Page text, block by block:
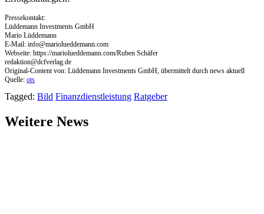
Pressekontakt:
Lüddemann Investments GmbH
Mario Lüddemann
E-Mail: info@mariolueddemann.com
Webseite: https://mariolueddemann.com/Ruben Schäfer
redaktion@dcfverlag.de
Original-Content von: Lüddemann Investments GmbH, übermittelt durch news aktuell
Quelle: ots
Tagged: Bild Finanzdienstleistung Ratgeber
Weitere News